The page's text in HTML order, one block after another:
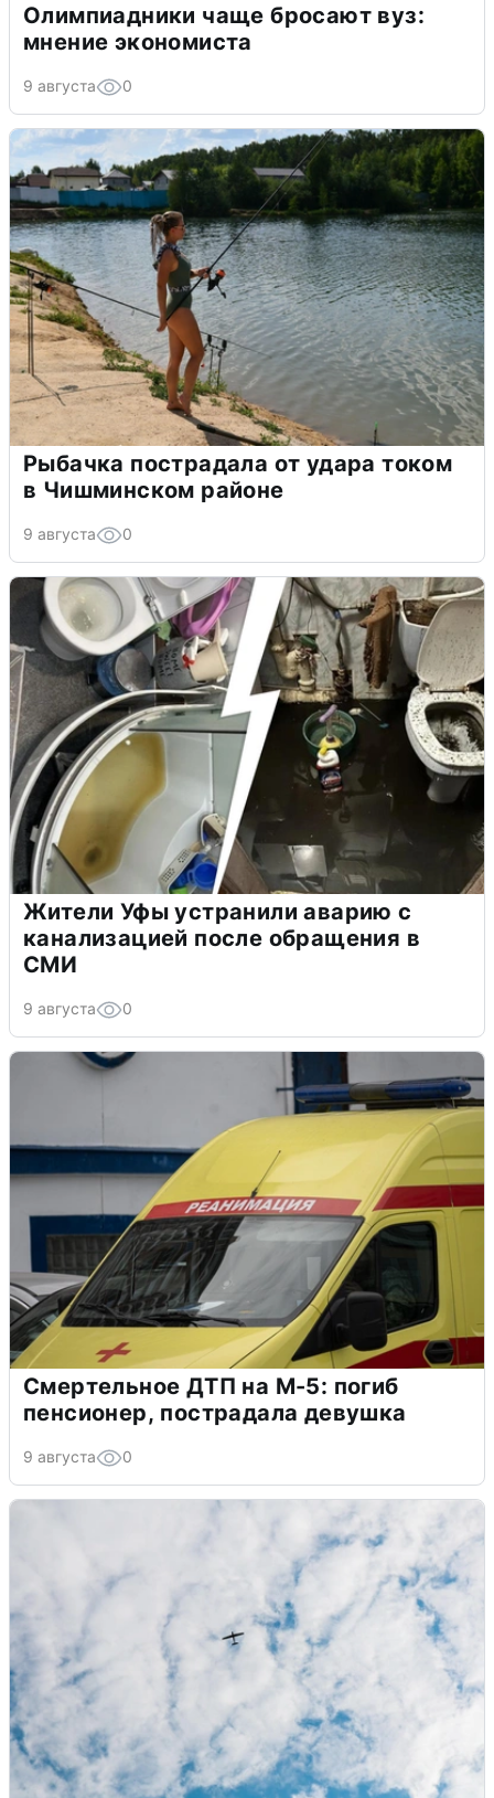
Олимпиадники чаще бросают вуз:
мнение экономиста
9 августа 0
Рыбачка пострадала от удара током
в Чишминском районе
9 августа 0
Жители Уфы устранили аварию с
канализацией после обращения в
СМИ
9 августа 0
Смертельное ДТП на М-5: погиб
пенсионер, пострадала девушка
9 августа 0